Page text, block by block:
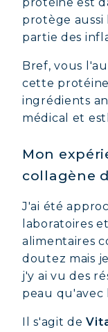
protège
partie des
Bref, vous
cette
ingrédients
médical et
Mon
collagène
J'ai été
laboratoires
alimentaires
doutez mais
j'y ai vu des
peau qu'avec
Il s'agit de